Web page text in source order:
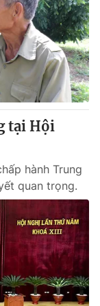
tại Hội
hành Trung
quan trọng.